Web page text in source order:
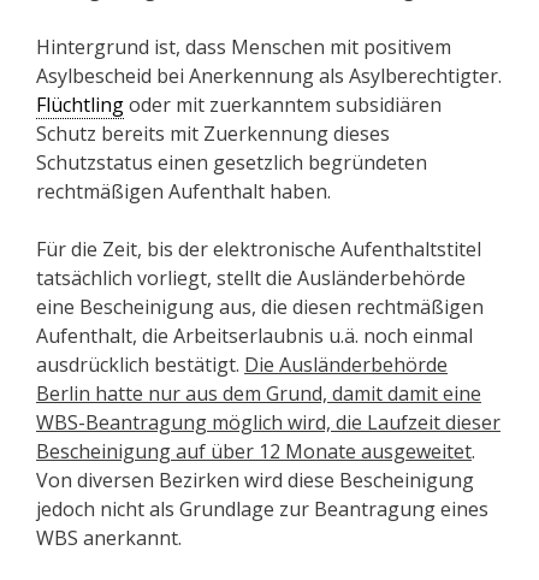
Hintergrund ist, dass Menschen mit positivem
Asylbescheid bei Anerkennung als Asylberechtigter.
Flüchtlingoder mit zuerkanntem subsidiären
Schutz bereits mit Zuerkennung dieses
Schutzstatus einen gesetzlich begründeten
rechtmäßigen Aufenthalt haben.
Für die Zeit, bis der elektronische Aufenthaltstitel
tatsächlich vorliegt, stellt die Ausländerbehörde
eine Bescheinigung aus, die diesen rechtmäßigen
Aufenthalt, die Arbeitserlaubnis u.ä. noch einmal
ausdrücklich bestätigt. Die Ausländerbehörde
Berlin hatte nur aus dem Grund, damit damit eine
WBS-Beantragung möglich wird, die Laufzeit dieser
Bescheinigung auf über 12 Monate ausgeweitet.
Von diversen Bezirken wird diese Bescheinigung
jedoch nicht als Grundlage zur Beantragung eines
WBS anerkannt.